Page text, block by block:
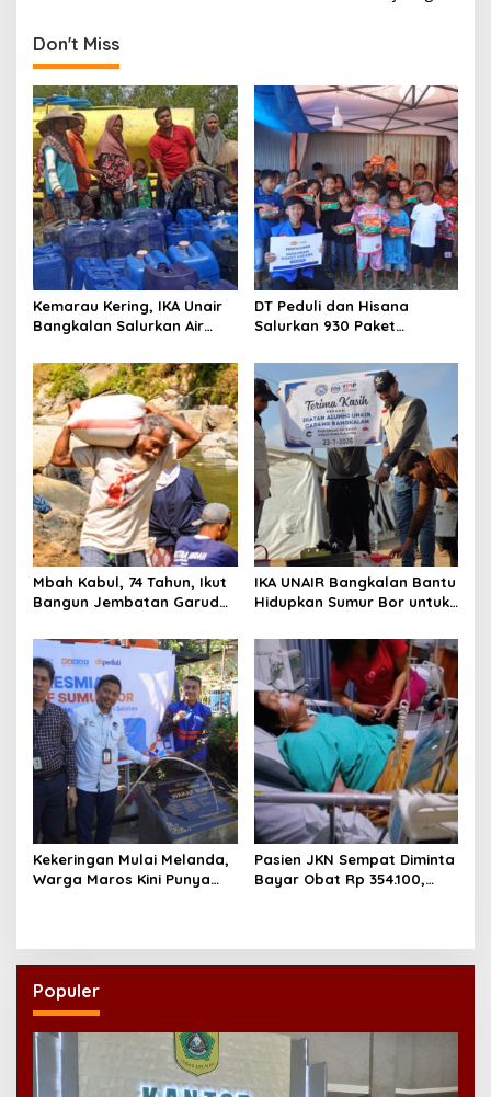
n
a
v
i
g
a
t
i
o
n
Don't Miss
Kemarau Kering, IKA Unair
Bangkalan Salurkan Air
DT Peduli dan Hisana
Salurkan 930 Paket
Kebakaran Tallo
Mbah Kabul, 74 Tahun, Ikut
Bangun Jembatan Garuda
IKA UNAIR Bangkalan Bantu
Hidupkan Sumur Bor untuk
Kekeringan Mulai Melanda,
Warga Maros Kini Punya
Pasien JKN Sempat Diminta
Bayar Obat Rp 354.100,
Populer